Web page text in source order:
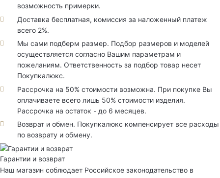
возможность примерки.
Доставка бесплатная, комиссия за наложенный платеж
всего 2%.
Мы сами подберм размер. Подбор размеров и моделей
осуществляется согласно Вашим параметрам и
пожеланиям. Ответственность за подбор товар несет
Покупкалюкс.
Рассрочка на 50% стоимости возможна. При покупке Вы
оплачиваете всего лишь 50% стоимости изделия.
Рассрочка на остаток - до 6 месяцев.
Возврат и обмен. Покупкалюкс компенсирует все расходы
по возврату и обмену.
Гарантии и возврат
Наш магазин соблюдает Российское законодательство в